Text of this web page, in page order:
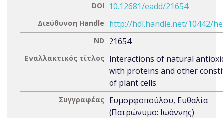
DOI 10.12681/eadd/21654
Διεύθυνση Handle http://hdl.handle.net/10442/
ND 21654
Εναλλακτικός τίτλος Interactions of natural
with proteins and other
of plant cells
Συγγραφέας Ευμορφοπούλου, Ευθαλία
(Πατρώνυμο: Ιωάννης)